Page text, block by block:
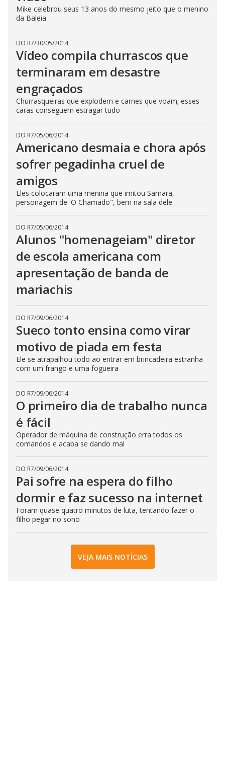
Mike celebrou seus 13 anos do mesmo jeito que o menino
da Baleia
DO R7/30/05/2014
Vídeo compila churrascos que
terminaram em desastre
engraçados
Churrasqueiras que explodem e carnes que voam; esses
caras conseguem estragar tudo
DO R7/05/06/2014
Americano desmaia e chora após
sofrer pegadinha cruel de
amigos
Eles colocaram uma menina que imitou Samara,
personagem de 'O Chamado", bem na sala dele
DO R7/05/06/2014
Alunos "homenageiam" diretor
de escola americana com
apresentação de banda de
mariachis
DO R7/09/06/2014
Sueco tonto ensina como virar
motivo de piada em festa
Ele se atrapalhou todo ao entrar em brincadeira estranha
com um frango e uma fogueira
DO R7/09/06/2014
O primeiro dia de trabalho nunca
é fácil
Operador de máquina de construção erra todos os
comandos e acaba se dando mal
DO R7/09/06/2014
Pai sofre na espera do filho
dormir e faz sucesso na internet
Foram quase quatro minutos de luta, tentando fazer o
filho pegar no sono
VEJA MAIS NOTÍCIAS